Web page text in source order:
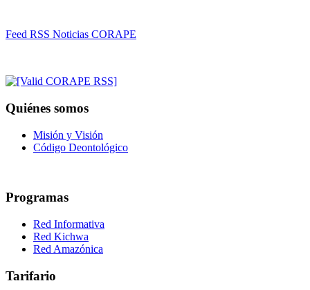
Feed RSS Noticias CORAPE
Quiénes somos
Misión y Visión
Código Deontológico
Programas
Red Informativa
Red Kichwa
Red Amazónica
Tarifario